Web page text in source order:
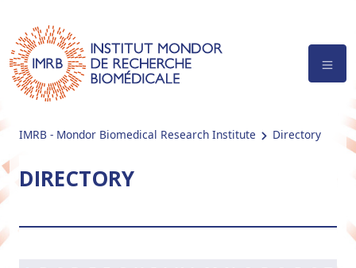
IMRB - Mondor Biomedical Research Institute Directory
DIRECTORY